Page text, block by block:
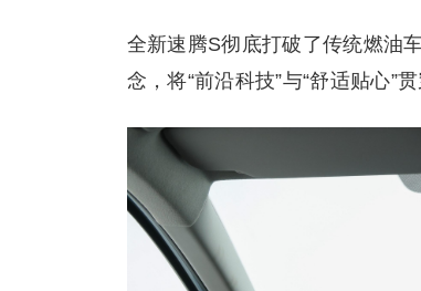
全新速腾S彻底打破了传统燃油
念，将“前沿科技”与“舒适贴心”